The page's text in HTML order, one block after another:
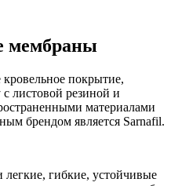
мембраны
покрытие,
листовой резиной и
материалами
брендом является Sarnafil.
гибкие, устойчивые